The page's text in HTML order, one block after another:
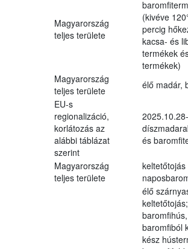
Magyarország
teljes területe
(kivéve
percig
kacsa- és
termékek
termékek)
Magyarország
teljes területe
élő madár,
EU-s
regionalizáció,
korlátozás az
alábbi táblázat
szerint
és
Magyarország
teljes területe
keltetőtojás
élő
keltetőtojás;
baromfihús,
baromfiból
kész